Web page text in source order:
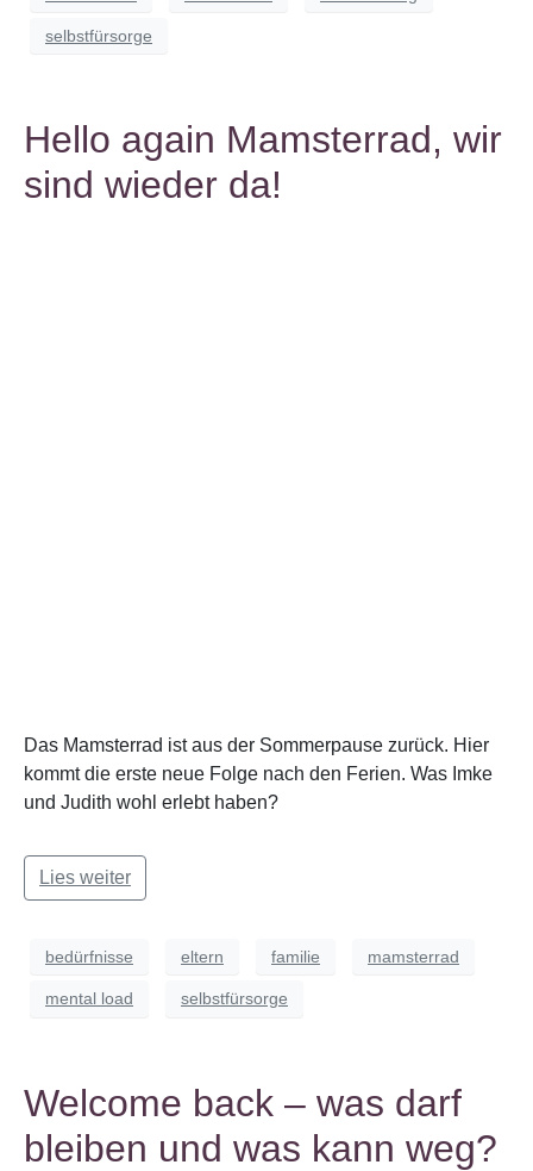
selbstfürsorge
Hello again Mamsterrad, wir
sind wieder da!
Das Mamsterrad ist aus der Sommerpause zurück. Hier
kommt die erste neue Folge nach den Ferien. Was Imke
und Judith wohl erlebt haben?
Lies weiter
bedürfnisse eltern familie mamsterrad
mental load selbstfürsorge
Welcome back – was darf
bleiben und was kann weg?